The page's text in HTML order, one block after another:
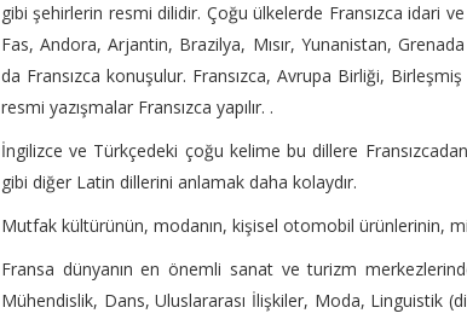
gibi şehirlerin resmi dilidir. Çoğu ülkelerde Fransızca idari
Fas, Andora, Arjantin, Brazilya, Mısır, Yunanistan,
da Fransızca konuşulur. Fransızca, Avrupa Birliği,
resmi yazışmalar Fransızca yapılır. .
İngilizce ve Türkçedeki çoğu kelime bu dillere
gibi diğer Latin dillerini anlamak daha kolaydır.
Mutfak kültürünün, modanın, kişisel otomobil ürünlerinin,
Fransa dünyanın en önemli sanat ve turizm
Mühendislik, Dans, Uluslararası İlişkiler, Moda, Linguistik